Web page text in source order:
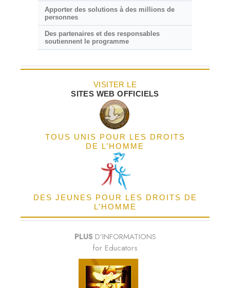
Apporter des solutions à des millions de
personnes
Des partenaires et des responsables
soutiennent le programme
VISITER LE
SITES WEB OFFICIELS
TOUS UNIS POUR LES DROITS
DE L’HOMME
DES JEUNES POUR LES DROITS DE
L’HOMME
PLUS D’INFORMATIONS
for Educators